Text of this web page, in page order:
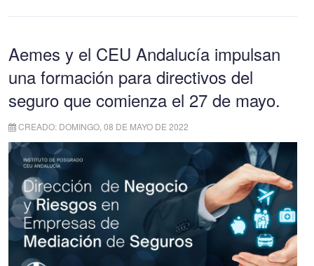
Aemes y el CEU Andalucía impulsan
una formación para directivos del
seguro que comienza el 27 de mayo.
CREADO: DOMINGO, 08 DE MAYO DE 2022